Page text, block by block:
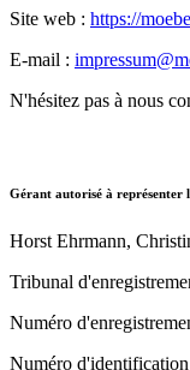
Site web : https://
E-mail :
N'hésitez pas à nous
Gérant autorisé à représenter
Horst Ehrmann,
Tribunal
Numéro
Numéro